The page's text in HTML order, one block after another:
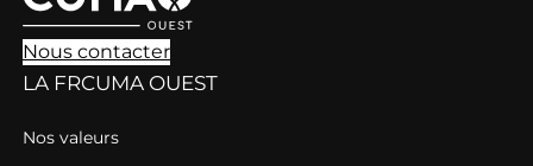
Nous contacter
LA FRCUMA OUEST
Nos valeurs